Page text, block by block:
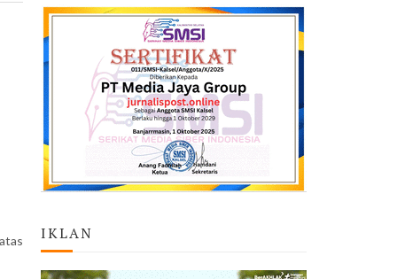
IKLAN